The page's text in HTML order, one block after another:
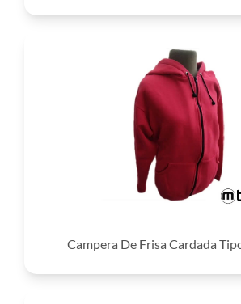
Campera De Frisa Cardada